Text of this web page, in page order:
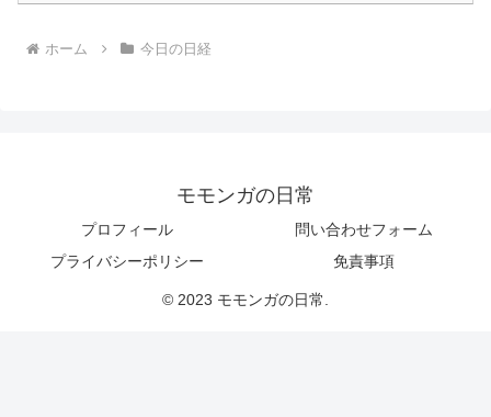
ホーム 今日の日経
モモンガの日常
プロフィール
問い合わせフォーム
プライバシーポリシー
免責事項
© 2023 モモンガの日常.